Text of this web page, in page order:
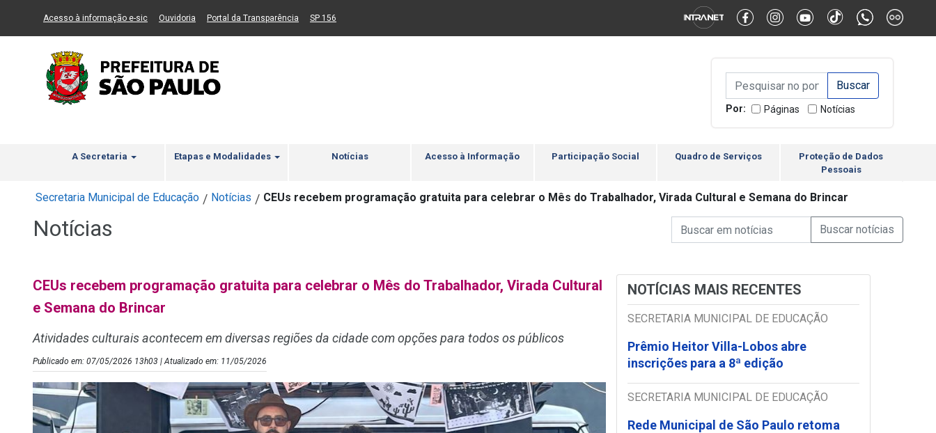
Ir ao Conteúdo Ir para menu principal 2 Ir para busca Ir para rodapé Alternar Alto Contraste Alternar Tamanho da Fonte
Acesso à informação e-sic(Link para um novo sítio)
Ouvidoria (Link para um novo sítio)
Portal da Transparência (Link para um novo sítio)
SP 156
Campo de Busca de
Campo de Busca de informaçõesEnviar a Busca
Por: Páginas Notícias
A Secretaria Etapas e Modalidades Notícias Acesso à Informação Participação Social Quadro de Serviços
Proteção de Dados
Pessoais
Secretaria Municipal de Educação / Notícias / CEUs recebem programação gratuita para celebrar o Mês do Trabalhador, Virada Cultural e Semana do Brincar
Notícias Campo de Busca de Notícias
Campo de Busca de informaçõesEnviar a Busca de
CEUs recebem programação gratuita para celebrar o Mês do Trabalhador, Virada Cultural
e Semana do Brincar
Atividades culturais acontecem em diversas regiões da cidade com opções para todos os públicos
Publicado em: 07/05/2026 13h03 | Atualizado em: 11/05/2026
NOTÍCIAS MAIS RECENTES
SECRETARIA MUNICIPAL DE EDUCAÇÃO
Prêmio Heitor Villa-Lobos abre
inscrições para a 8ª edição
SECRETARIA MUNICIPAL DE EDUCAÇÃO
Rede Municipal de São Paulo retoma